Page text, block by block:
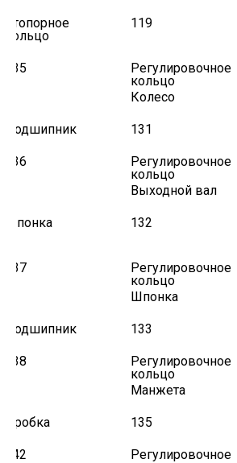
Стопорное
кольцо
119
535
Регулировочное
кольцо
Колесо
Подшипник 131
536
Регулировочное
кольцо
Выходной вал
Шпонка 132
537
Регулировочное
кольцо
Шпонка
Подшипник 133
538
Регулировочное
кольцо
Манжета
Пробка 135
542
Регулировочное